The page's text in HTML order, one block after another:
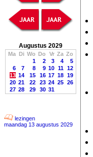
Augustus 2029
Ma Di Wo Do Vr Za Zo
1
2 3 4
5
6
7 8 9 10 11 12
13 14 15 16 17 18 19
20 21 22 23 24 25 26
27 28 29 30 31
lezingen
maandag 13 augustus 2029